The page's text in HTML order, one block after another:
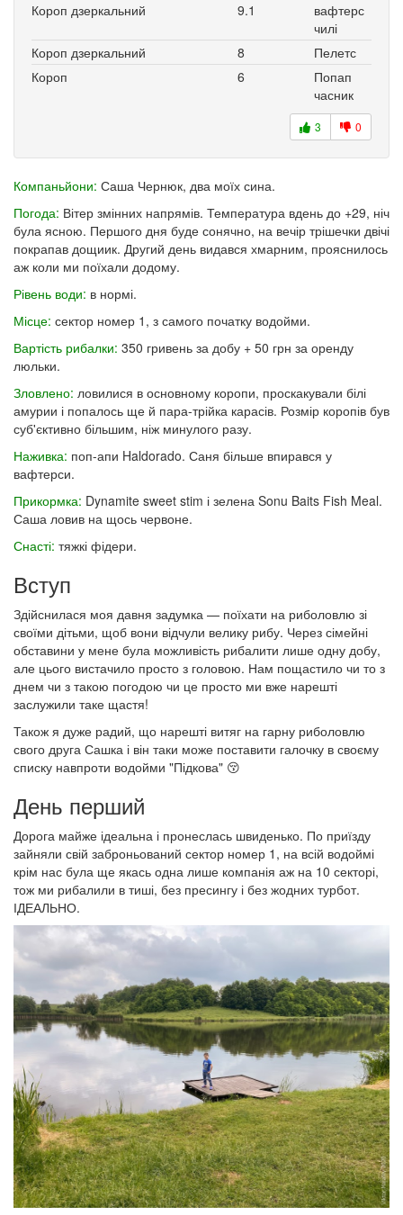
Короп дзеркальний
9.1
вафтерс
чилі
Короп дзеркальний
8
Пелетс
Короп
6
Попап
часник
3 0
Компаньйони: Саша Чернюк, два моїх сина.
Погода: Вітер змінних напрямів. Температура вдень до +29, ніч
була ясною. Першого дня буде сонячно, на вечір трішечки двічі
покрапав дощиик. Другий день видався хмарним, прояснилось
аж коли ми поїхали додому.
Рівень води: в нормі.
Місце: сектор номер 1, з самого початку водойми.
Вартість рибалки: 350 гривень за добу + 50 грн за оренду
люльки.
Зловлено: ловилися в основному коропи, проскакували білі
амурии і попалось ще й пара-трійка карасів. Розмір коропів був
суб'єктивно більшим, ніж минулого разу.
Наживка: поп-апи Haldorado. Саня більше впирався у
вафтерси.
Прикормка: Dynamite sweet stim і зелена Sonu Baits Fish Meal.
Саша ловив на щось червоне.
Снасті: тяжкі фідери.
Вступ
Здійснилася моя давня задумка — поїхати на риболовлю зі
своїми дітьми, щоб вони відчули велику рибу. Через сімейні
обставини у мене була можливість рибалити лише одну добу,
але цього вистачило просто з головою. Нам пощастило чи то з
днем чи з такою погодою чи це просто ми вже нарешті
заслужили таке щастя!
Також я дуже радий, що нарешті витяг на гарну риболовлю
свого друга Сашка і він таки може поставити галочку в своєму
списку навпроти водойми "Підкова" 😚
День перший
Дорога майже ідеальна і пронеслась швиденько. По приїзду
зайняли свій заброньований сектор номер 1, на всій водоймі
крім нас була ще якась одна лише компанія аж на 10 секторі,
тож ми рибалили в тиші, без пресингу і без жодних турбот.
ІДЕАЛЬНО.